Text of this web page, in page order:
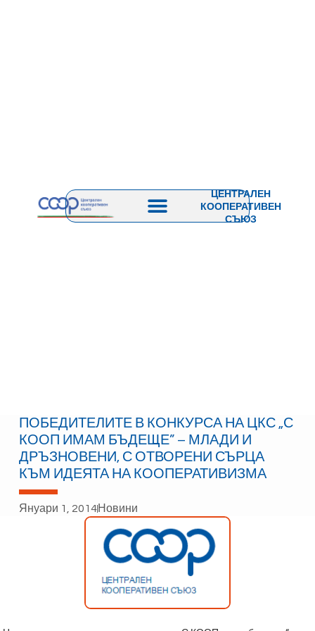
ЦЕНТРАЛЕН
КООПЕРАТИВЕН
СЪЮЗ
ПОБЕДИТЕЛИТЕ В КОНКУРСА НА ЦКС „С
КООП ИМАМ БЪДЕЩЕ” – МЛАДИ И
ДРЪЗНОВЕНИ, С ОТВОРЕНИ СЪРЦА
КЪМ ИДЕЯТА НА КООПЕРАТИВИЗМА
Януари 1, 2014Новини